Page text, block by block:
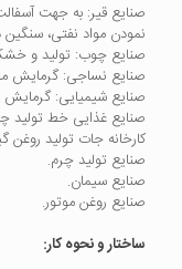
صنایع قیر: به جهت
نمودن مواد نفتی، سنگین
صنایع چوب: تولید و
صنایع نساجی: گرمایش
صنایع شیمیایی: گرمایش
صنایع غذایی خط تولید
کارخانه جات تولید روغن
صنایع تولید چرم.
صنایع سیمان.
صنایع روغن موتور.
ساختار و نحوه کار: